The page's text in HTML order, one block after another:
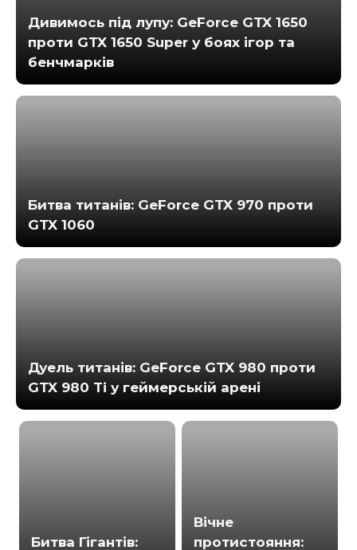
Дивимось під лупу: GeForce GTX 1650
проти GTX 1650 Super у боях ігор та
бенчмарків
Битва титанів: GeForce GTX 970 проти
GTX 1060
Дуель титанів: GeForce GTX 980 проти
GTX 980 Ti у геймерській арені
Битва Гігантів:
Вічне
протистояння: